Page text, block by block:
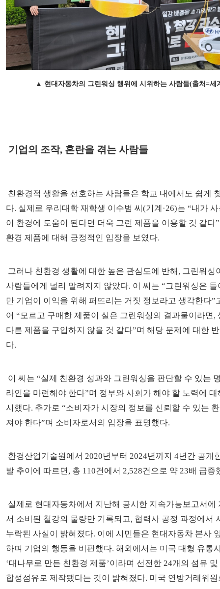
▲ 현대자동차의 그린워싱 행위에 시위하는 사람들(출처=세
기업의 조작, 혼란을 겪는 사람들
친환경적 생활을 선호하는 사람들은 학교 내에서도 쉽게
다. 실제로 우리대학 재학생 이수범 씨(기계·26)는 “내가
이 환경에 도움이 된다면 더욱 그런 제품을 이용할 것 같다
환경 제품에 대해 긍정적인 입장을 보였다.
그러나 친환경 생활에 대한 높은 관심도에 반해, 그린워싱
사람들에게 널리 알려지지 않았다. 이 씨는 “그린워싱은
만 기업이 이익을 위해 퍼뜨리는 거짓 정보라고 생각한다”
어 “모르고 구매한 제품이 실은 그린워싱의 결과물이라면,
다른 제품을 구입하지 않을 것 같다”며 해당 문제에 대한
다.
이 씨는 “실제 친환경 성과와 그린워싱을 판단할 수 있는
라인을 마련해야 한다”며 정부와 사회가 해야 할 노력에
시했다. 추가로 “소비자가 시장의 정보를 신뢰할 수 있는
져야 한다”며 소비자로서의 입장을 표명했다.
환경산업기술원에서 2020년부터 2024년까지 4년간 공개
발 추이에 따르면, 총 110건에서 2,528건으로 약 23배 급증
실제로 현대자동차에서 지난해 공시한 지속가능보고서에
서 소비된 철강의 물량만 기록되고, 협력사 공정 과정에서
누락된 사실이 밝혀졌다. 이에 시민들은 현대자동차 본사
하며 기업의 행동을 비판했다. 해외에서는 미국 대형 유통
‘대나무로 만든 친환경 제품’이라며 선전한 24개의 섬유
합성섬유로 제작됐다는 것이 밝혀졌다. 미국 연방거래위